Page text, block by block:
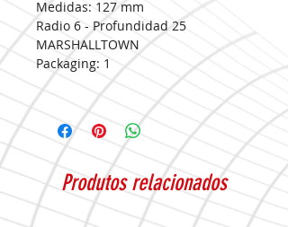
Medidas: 127 mm
Radio 6 - Profundidad 25
MARSHALLTOWN
Packaging: 1
Produtos relacionados